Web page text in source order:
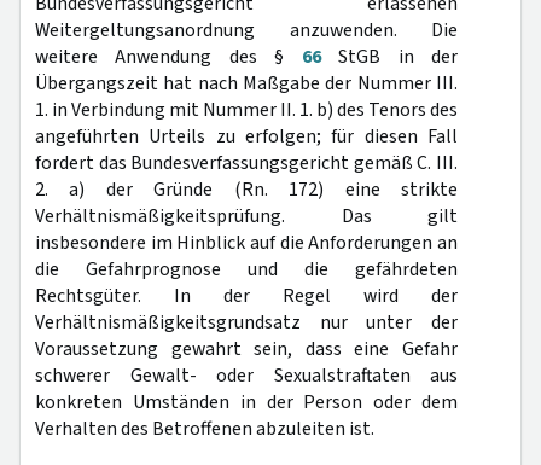
Weitergeltungsanordnung anzuwenden. Die
weitere Anwendung des § 66StGB in der
Übergangszeit hat nach Maßgabe der Nummer III.
1. in Verbindung mit Nummer II. 1. b) des Tenors des
angeführten Urteils zu erfolgen; für diesen Fall
fordert das Bundesverfassungsgericht gemäß C. III.
2. a) der Gründe (Rn. 172) eine strikte
Verhältnismäßigkeitsprüfung. Das gilt
insbesondere im Hinblick auf die Anforderungen an
die Gefahrprognose und die gefährdeten
Rechtsgüter. In der Regel wird der
Verhältnismäßigkeitsgrundsatz nur unter der
Voraussetzung gewahrt sein, dass eine Gefahr
schwerer Gewalt- oder Sexualstraftaten aus
konkreten Umständen in der Person oder dem
Verhalten des Betroffenen abzuleiten ist.